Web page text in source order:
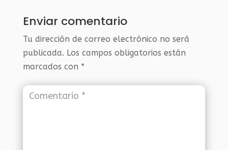
Enviar comentario
Tu dirección de correo electrónico no será
publicada. Los campos obligatorios están
marcados con *